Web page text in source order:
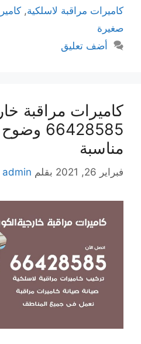
كاميرات مراقبة لاسلكية,
صغيرة
أضف تعليق
كاميرات مراقبة
مناسبة
فبراير 26, 2021 بقلم admin